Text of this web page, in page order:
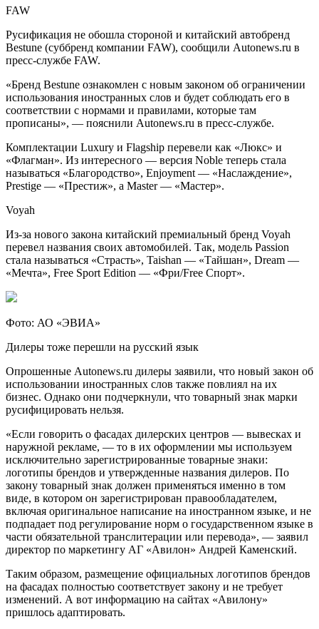
FAW
Русификация не обошла стороной и китайский автобренд
Bestune (суббренд компании FAW), сообщили Autonews.ru в
пресс-службе FAW.
«Бренд Bestune ознакомлен с новым законом об ограничении
использования иностранных слов и будет соблюдать его в
соответствии с нормами и правилами, которые там
прописаны», — пояснили Autonews.ru в пресс-службе.
Комплектации Luxury и Flagship перевели как «Люкс» и
«Флагман». Из интересного — версия Noble теперь стала
называться «Благородство», Enjoyment — «Наслаждение»,
Prestige — «Престиж», а Master — «Мастер».
Voyah
Из-за нового закона китайский премиальный бренд Voyah
перевел названия своих автомобилей. Так, модель Passion
стала называться «Страсть», Taishan — «Тайшан», Dream —
«Мечта», Free Sport Edition — «Фри/Free Спорт».
Фото: АО «ЭВИА»
Дилеры тоже перешли на русский язык
Опрошенные Autonews.ru дилеры заявили, что новый закон об
использовании иностранных слов также повлиял на их
бизнес. Однако они подчеркнули, что товарный знак марки
русифицировать нельзя.
«Если говорить о фасадах дилерских центров — вывесках и
наружной рекламе, — то в их оформлении мы используем
исключительно зарегистрированные товарные знаки:
логотипы брендов и утвержденные названия дилеров. По
закону товарный знак должен применяться именно в том
виде, в котором он зарегистрирован правообладателем,
включая оригинальное написание на иностранном языке, и не
подпадает под регулирование норм о государственном языке в
части обязательной транслитерации или перевода», — заявил
директор по маркетингу АГ «Авилон» Андрей Каменский.
Таким образом, размещение официальных логотипов брендов
на фасадах полностью соответствует закону и не требует
изменений. А вот информацию на сайтах «Авилону»
пришлось адаптировать.